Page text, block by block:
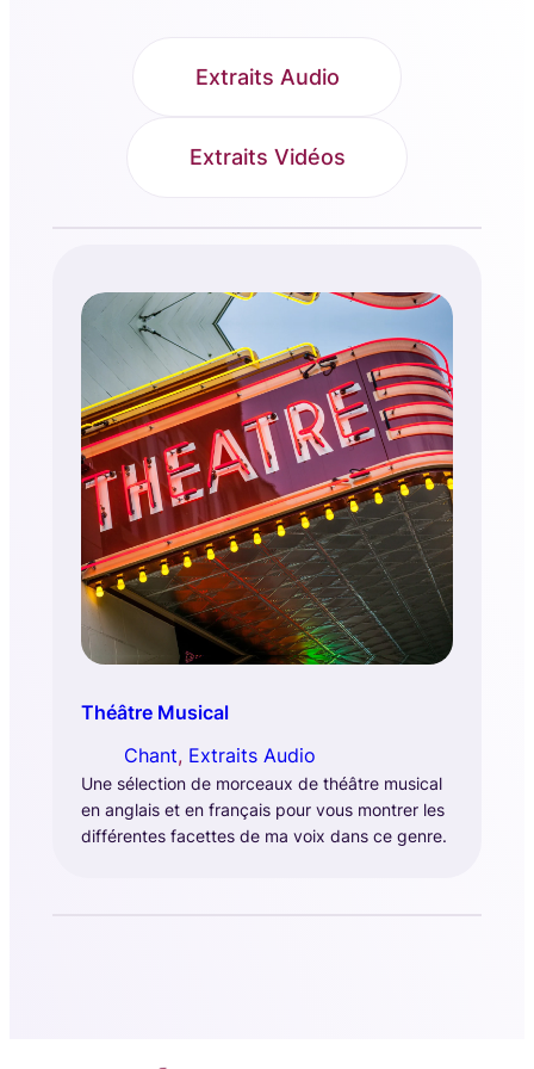
Extraits Audio
Extraits Vidéos
Théâtre Musical
Chant, Extraits Audio
Une sélection de morceaux de théâtre musical
en anglais et en français pour vous montrer les
différentes facettes de ma voix dans ce genre.